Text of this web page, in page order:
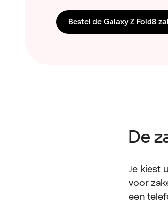
Bestel de Galaxy Z Fold8
De
Je kiest
voor
een